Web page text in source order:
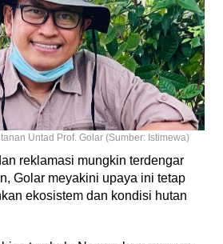
Untad Prof. Golar (Sumber: Istimewa)
reklamasi mungkin terdengar
Golar meyakini upaya ini tetap
ekosistem dan kondisi hutan